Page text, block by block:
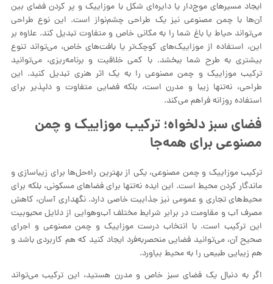
ایجاد مسیرهای موج‌دار یا دایره‌ای شکل با موزاییک و پر کردن فضای بین
آن‌ها با چمن مصنوعی نیز یک طراحی چشم‌نواز است. این نوع طراحی
می‌تواند حیاط یا باغ شما را به مکانی خاص و متفاوت تبدیل کند. علاوه بر
این، استفاده از موزاییک‌های کوچک‌تر یا بافت‌های خاص، می‌تواند تنوع
بیشتری به طرح شما ببخشد. با کمی خلاقیت و برنامه‌ریزی، می‌توانید
ترکیب موزاییک و چمن مصنوعی را به یک اثر هنری تبدیل کنید. این
طراحی، نه‌تنها زیبا و مدرن است، بلکه فضایی متفاوت و دلپذیر برای
استفاده روزانه فراهم می‌کند.
فضای سبز دلخواه؛ ترکیب موزاییک و چمن
مصنوعی برای همه‌جا
ترکیب موزاییک و چمن مصنوعی، یکی از بهترین راه‌حل‌ها برای زیباسازی و
ماندگار کردن محیط است. این ایده نه‌تنها برای فضاهای مسکونی، بلکه برای
محیط‌های تجاری و عمومی نیز جذابیت خاصی دارد. نگهداری آسان، کاهش
مصرف آب و مقاومت در برابر شرایط مختلف آب‌وهوایی از دلایل محبوبیت
این ترکیب است. با انتخاب درست موزاییک و چمن مصنوعی و اجرای
صحیح آن، می‌توانید فضایی منحصربه‌فرد ایجاد کنید که هم کاربردی باشد و
هم زیبایی طبیعی را به محیط بیاورد.
اگر به دنبال یک فضای سبز خاص و مدرن هستید، این ترکیب می‌تواند